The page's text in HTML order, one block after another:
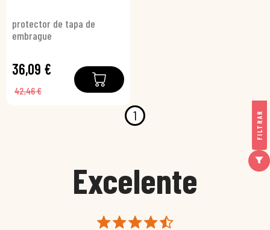
FILTRAR
protector de tapa de
embrague
36,09 €
42,46 €
1
Excelente